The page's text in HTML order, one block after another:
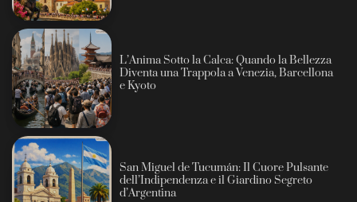
L’Anima Sotto la Calca: Quando la Bellezza
Diventa una Trappola a Venezia, Barcellona
e Kyoto
San Miguel de Tucumán: Il Cuore Pulsante
dell’Indipendenza e il Giardino Segreto
d’Argentina